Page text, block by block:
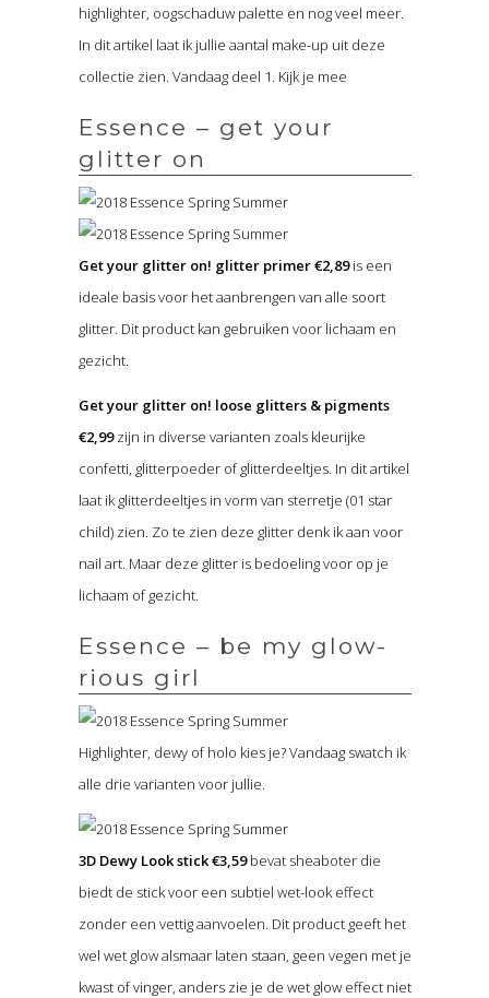
highlighter, oogschaduw palette en nog veel meer.
In dit artikel laat ik jullie aantal make-up uit deze
collectie zien. Vandaag deel 1. Kijk je mee
Essence – get your
glitter on
Get your glitter on! glitter primer €2,89is een
ideale basis voor het aanbrengen van alle soort
glitter. Dit product kan gebruiken voor lichaam en
gezicht.
Get your glitter on! loose glitters & pigments
€2,99zijn in diverse varianten zoals kleurijke
confetti, glitterpoeder of glitterdeeltjes. In dit artikel
laat ik glitterdeeltjes in vorm van sterretje (01 star
child) zien. Zo te zien deze glitter denk ik aan voor
nail art. Maar deze glitter is bedoeling voor op je
lichaam of gezicht.
Essence – be my glow-
rious girl
Highlighter, dewy of holo kies je? Vandaag swatch ik
alle drie varianten voor jullie.
3D Dewy Look stick €3,59bevat sheaboter die
biedt de stick voor een subtiel wet-look effect
zonder een vettig aanvoelen. Dit product geeft het
wel wet glow alsmaar laten staan, geen vegen met je
kwast of vinger, anders zie je de wet glow effect niet